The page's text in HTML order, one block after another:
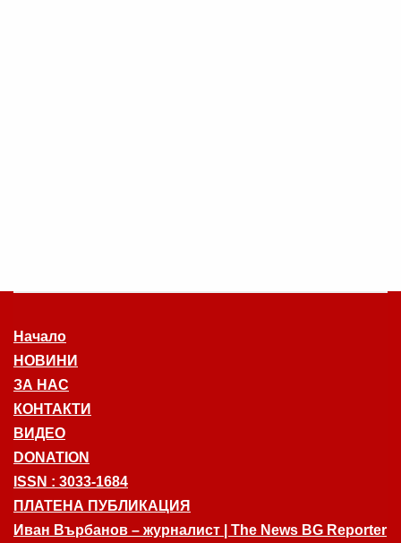
Начало
НОВИНИ
ЗА НАС
КОНТАКТИ
ВИДЕО
DONATION
ISSN : 3033-1684
ПЛАТЕНА ПУБЛИКАЦИЯ
Иван Върбанов – журналист | The News BG Reporter